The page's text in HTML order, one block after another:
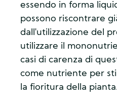
essendo in forma
possono riscontrare
dall'utilizzazione del
utilizzare il
casi di carenza di
come nutriente per
la fioritura della